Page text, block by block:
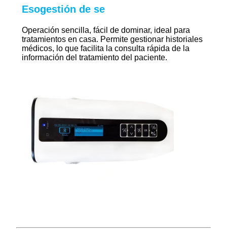
Esogestión de se
Operación sencilla, fácil de dominar, ideal para
tratamientos en casa. Permite gestionar historiales
médicos, lo que facilita la consulta rápida de la
información del tratamiento del paciente.